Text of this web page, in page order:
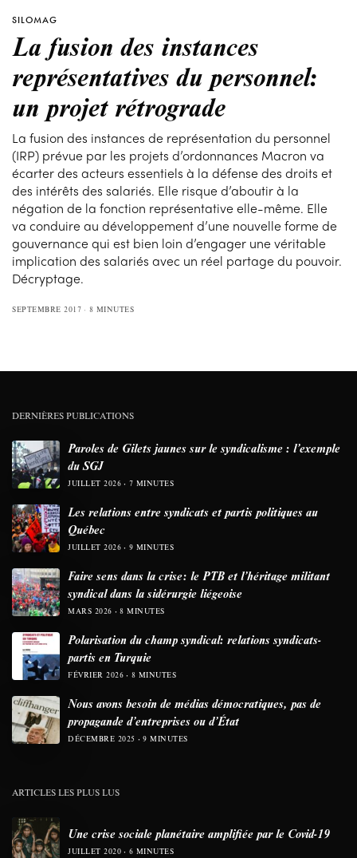
SILOMAG
La fusion des instances
représentatives du personnel:
un projet rétrograde
La fusion des instances de représentation du personnel
(IRP) prévue par les projets d’ordonnances Macron va
écarter des acteurs essentiels à la défense des droits et
des intérêts des salariés. Elle risque d’aboutir à la
négation de la fonction représentative elle-même. Elle
va conduire au développement d’une nouvelle forme de
gouvernance qui est bien loin d’engager une véritable
implication des salariés avec un réel partage du pouvoir.
Décryptage.
SEPTEMBRE 2017 8 MINUTES
DERNIÈRES PUBLICATIONS
Paroles de Gilets jaunes sur le syndicalisme : l’exemple
du SGJ
JUILLET 2026 7 MINUTES
Les relations entre syndicats et partis politiques au
Québec
JUILLET 2026 9 MINUTES
Faire sens dans la crise: le PTB et l’héritage militant
syndical dans la sidérurgie liégeoise
MARS 2026 8 MINUTES
Polarisation du champ syndical: relations syndicats-
partis en Turquie
FÉVRIER 2026 8 MINUTES
Nous avons besoin de médias démocratiques, pas de
propagande d’entreprises ou d’État
DÉCEMBRE 2025 9 MINUTES
ARTICLES LES PLUS LUS
Une crise sociale planétaire amplifiée par le Covid-19
JUILLET 2020 6 MINUTES